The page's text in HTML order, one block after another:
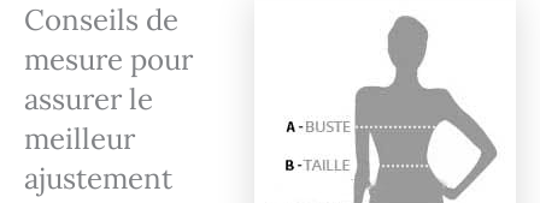
Conseils de
mesure pour
assurer le
meilleur
ajustement